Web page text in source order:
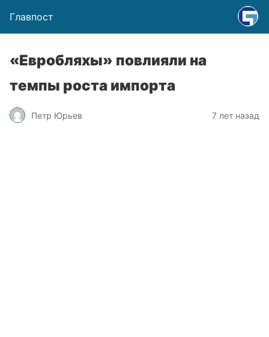
Главпост
«Евробляхы» повлияли на
темпы роста импорта
Петр Юрьев 7 лет назад